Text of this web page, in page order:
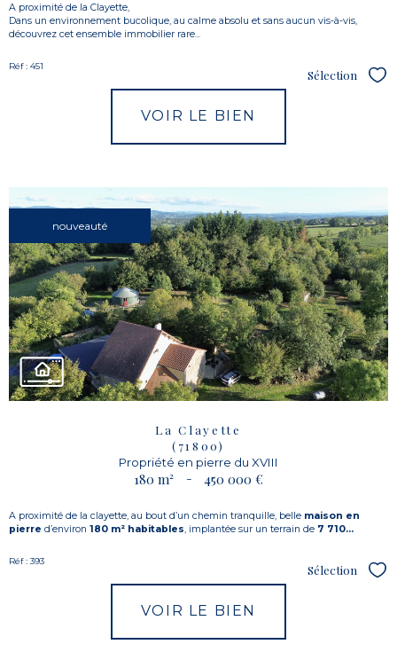
A proximité de la Clayette,
Dans un environnement bucolique, au calme absolu et sans aucun vis-à-vis,
découvrez cet ensemble immobilier rare...
Réf : 451
Sélection
VOIR LE BIEN
nouveauté
La Clayette
(71800)
Propriété en pierre du XVIII
180 m² - 450 000 €
A proximité de la clayette, au bout d’un chemin tranquille, belle maison en
pierre d’environ 180 m² habitables, implantée sur un terrain de 7 710...
Réf : 393
Sélection
VOIR LE BIEN